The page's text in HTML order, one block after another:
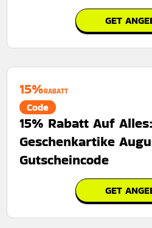
GET
15%RABATT
Code
15% Rabatt Auf
Geschenkartike
Gutscheincode
GET